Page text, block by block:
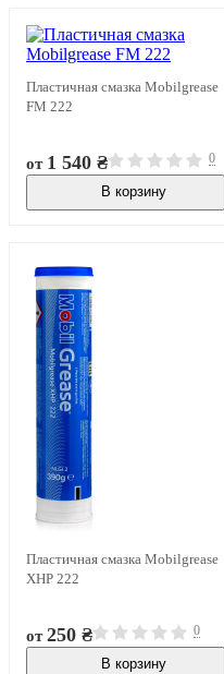
Пластичная смазка Mobilgrease
FM 222
от 1 540 ₴ 0
В корзину
Пластичная смазка Mobilgrease
XHP 222
от250 ₴ 0
В корзину